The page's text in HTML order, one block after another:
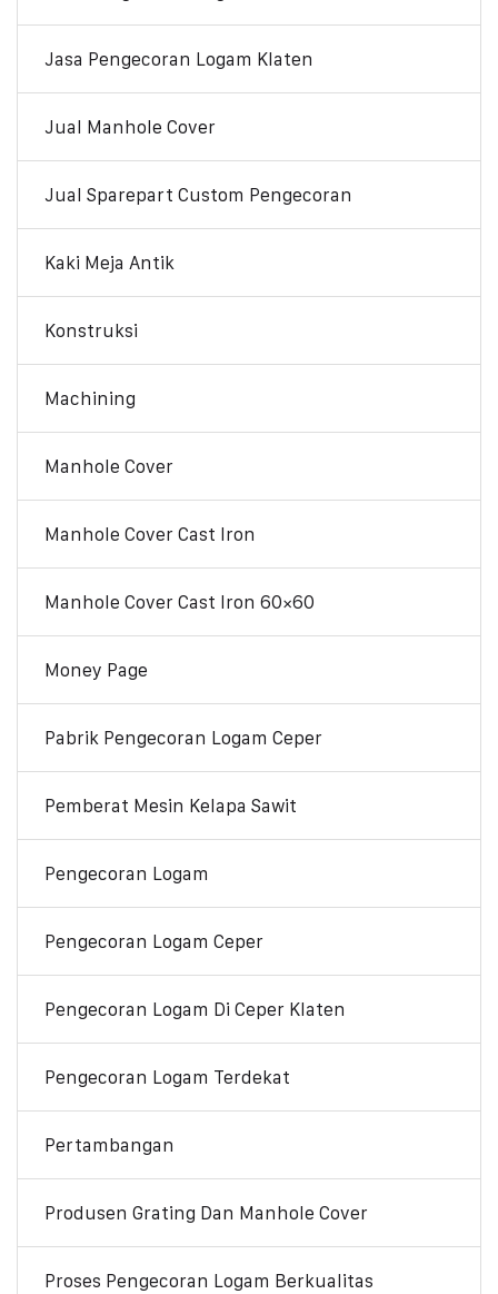
Jasa Pengecoran Logam Klaten
Jual Manhole Cover
Jual Sparepart Custom Pengecoran
Kaki Meja Antik
Konstruksi
Machining
Manhole Cover
Manhole Cover Cast Iron
Manhole Cover Cast Iron 60×60
Money Page
Pabrik Pengecoran Logam Ceper
Pemberat Mesin Kelapa Sawit
Pengecoran Logam
Pengecoran Logam Ceper
Pengecoran Logam Di Ceper Klaten
Pengecoran Logam Terdekat
Pertambangan
Produsen Grating Dan Manhole Cover
Proses Pengecoran Logam Berkualitas